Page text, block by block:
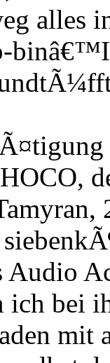
alles
ich bei